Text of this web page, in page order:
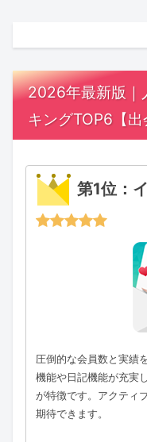
2026年最新版｜
キングTOP6【出
第1位：
圧倒的な会員数と実績
機能や日記機能が充実
が特徴です。アクティ
期待できます。